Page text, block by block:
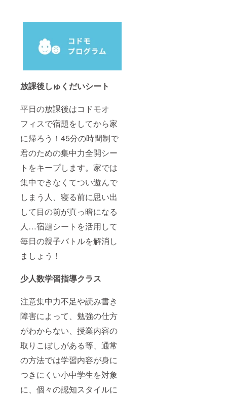
放課後しゅくだいシート
平日の放課後はコドモオ
フィスで宿題をしてから家
に帰ろう！45分の時間制で
君のための集中力全開シー
トをキープします。家では
集中できなくてつい遊んで
しまう人、寝る前に思い出
して目の前が真っ暗になる
人…宿題シートを活用して
毎日の親子バトルを解消し
ましょう！
少人数学習指導クラス
注意集中力不足や読み書き
障害によって、勉強の仕方
がわからない、授業内容の
取りこぼしがある等、通常
の方法では学習内容が身に
つきにくい小中学生を対象
に、個々の認知スタイルに